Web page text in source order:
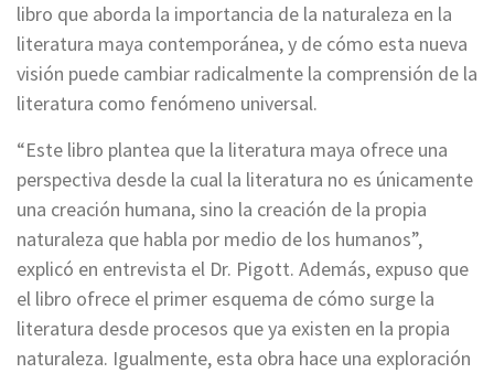
libro que aborda la importancia de la naturaleza en la
literatura maya contemporánea, y de cómo esta nueva
visión puede cambiar radicalmente la comprensión de la
literatura como fenómeno universal.
“Este libro plantea que la literatura maya ofrece una
perspectiva desde la cual la literatura no es únicamente
una creación humana, sino la creación de la propia
naturaleza que habla por medio de los humanos”,
explicó en entrevista el Dr. Pigott. Además, expuso que
el libro ofrece el primer esquema de cómo surge la
literatura desde procesos que ya existen en la propia
naturaleza. Igualmente, esta obra hace una exploración